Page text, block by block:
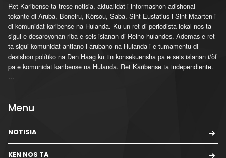
Ret Karibense ta trese notisia, aktualidat i informashon adishonal
tokante di Aruba, Boneiru, Kòrsou, Saba, Sint Eustatius i Sint Maarten i
di komunidat karibense na Hulanda. Ku un ret di periodista lokal nos ta
sigui e desaroyonan riba e seis islanan di Reino hulandes. Ademas e ret
ta sigui komunidat antiano i arubano na Hulanda i e tumamentu di
desishon polítiko na Den Haag ku tin konsekuensha pa e seis islanan i/òf
pa e komunidat karibense na Hulanda. Ret Karibense ta independiente.
...
Menu
NOTISIA
KEN NOS TA